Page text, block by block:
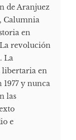
de Aranjuez
Calumnia
en
revolución
La
libertaria en
y nunca
las
e